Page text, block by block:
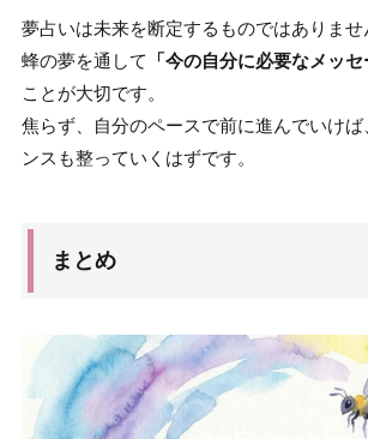
夢占いは未来を断定するものではありませ
蜂の夢を通して
「今の自分に必要なメッセ
ことが大切です。
焦らず、自分のペースで前に進んでいけば
ンスも整っていくはずです。
まとめ